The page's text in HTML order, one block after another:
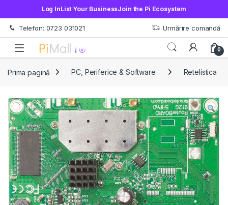
Log InList Your BusinessJoin the Pi Ecosystem
Treci la navigare
Sări la conținut
Telefon: 0723 031021 Urmărire comandă
Open 0
Prima pagină PC, Periferice & Software Retelistica